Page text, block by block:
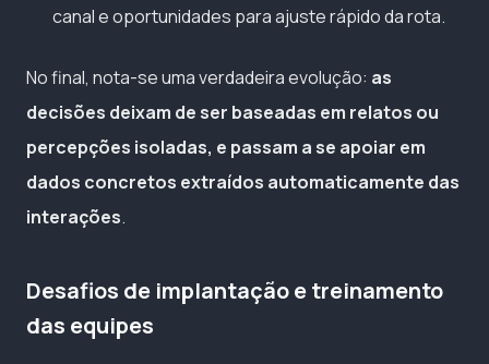
canal e oportunidades para ajuste rápido da rota.
No final, nota-se uma verdadeira evolução: as
decisões deixam de ser baseadas em relatos ou
percepções isoladas, e passam a se apoiar em
dados concretos extraídos automaticamente das
interações.
Desafios de implantação e treinamento
das equipes